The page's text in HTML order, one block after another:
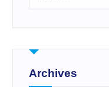
т
:
Archives